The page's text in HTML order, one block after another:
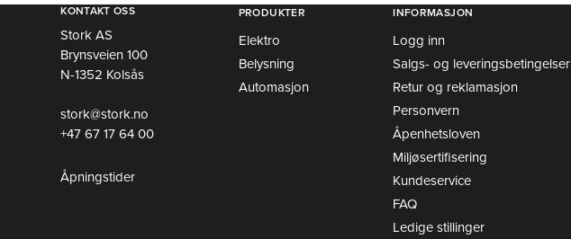
KONTAKT OSS
Stork AS
Brynsveien 100
N-1352 Kolsås
stork@stork.no
+47 67 17 64 00
Åpningstider
PRODUKTER
Elektro
Belysning
Automasjon
INFORMASJON
Logg inn
Salgs- og leveringsbetingelser
Retur og reklamasjon
Personvern
Åpenhetsloven
Miljøsertifisering
Kundeservice
FAQ
Ledige stillinger